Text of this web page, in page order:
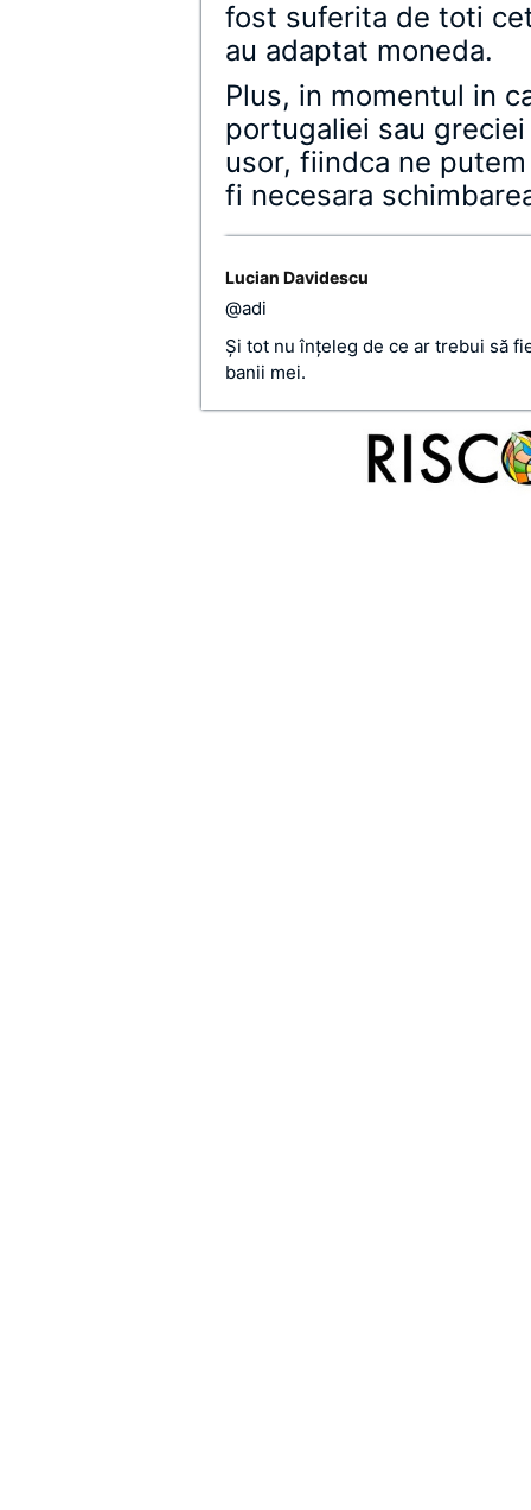
fost suferita de toti
au adaptat moneda.
Plus, in momentul in
portugaliei sau
usor, fiindca ne
fi necesara
Lucian Davidescu
@adi
Și tot nu înţeleg de ce ar trebui să
banii mei.